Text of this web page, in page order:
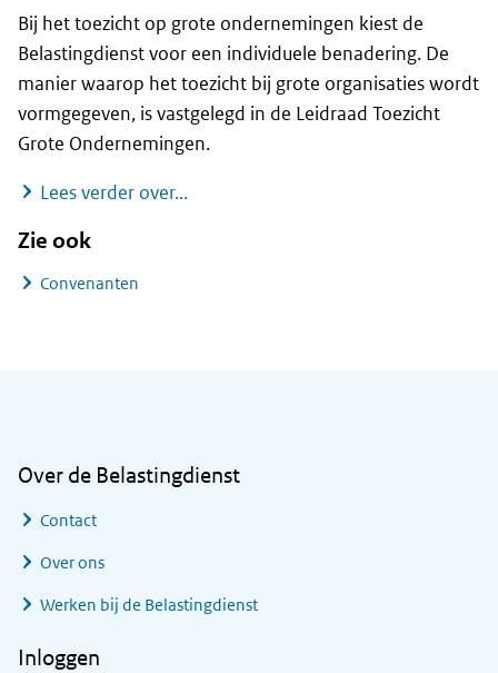
Bij het toezicht op grote ondernemingen kiest de
Belastingdienst voor een individuele benadering. De
manier waarop het toezicht bij grote organisaties wordt
vormgegeven, is vastgelegd in de Leidraad Toezicht
Grote Ondernemingen.
Lees verder over...Toezicht grote ondernemingen
Zie ook
Convenanten
Over de Belastingdienst
Contact
Over ons
Werken bij de Belastingdienst
Inloggen